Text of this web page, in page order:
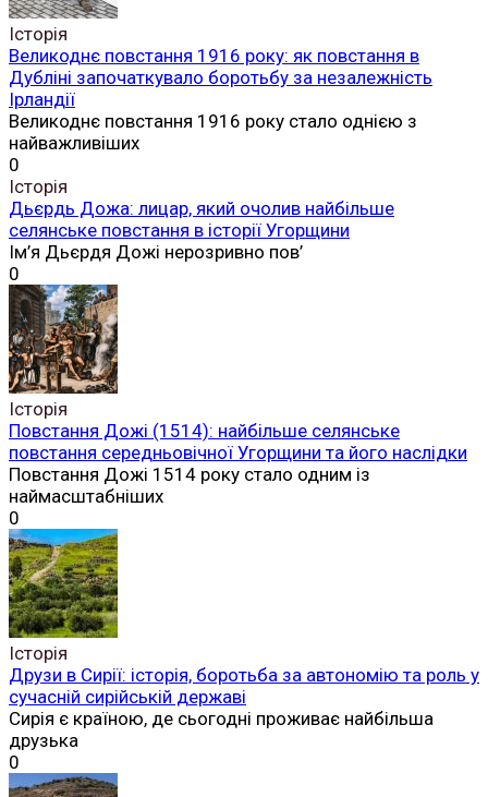
Історія
Великоднє повстання 1916 року: як повстання в
Дубліні започаткувало боротьбу за незалежність
Ірландії
Великоднє повстання 1916 року стало однією з
найважливіших
0
Історія
Дьєрдь Дожа: лицар, який очолив найбільше
селянське повстання в історії Угорщини
Ім’я Дьєрдя Дожі нерозривно пов’
0
Історія
Повстання Дожі (1514): найбільше селянське
повстання середньовічної Угорщини та його наслідки
Повстання Дожі 1514 року стало одним із
наймасштабніших
0
Історія
Друзи в Сирії: історія, боротьба за автономію та роль у
сучасній сирійській державі
Сирія є країною, де сьогодні проживає найбільша
друзька
0